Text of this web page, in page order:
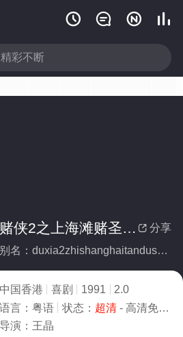
   
 分享
赌侠2之上海滩赌圣(粤语版)
别名：duxia2zhishanghaitandushengyueyuban
中国香港 喜剧 1991
2.0
语言： 粤语 状态： 超清- 高清免费在线观看
导演： 王晶